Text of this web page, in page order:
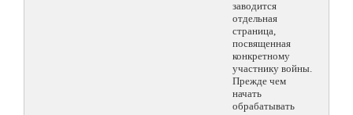
заводится
отдельная
страница,
посвященная
конкретному
участнику войны.
Прежде чем
начать
обрабатывать